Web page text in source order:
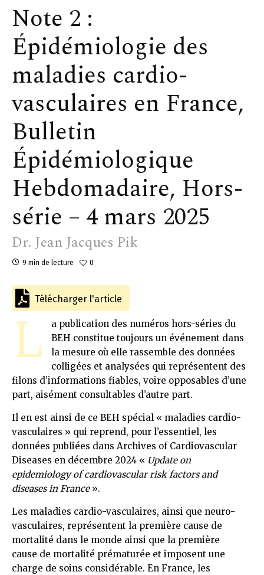
Note 2 :
Épidémiologie des
maladies cardio-
vasculaires en France,
Bulletin
Épidémiologique
Hebdomadaire, Hors-
série – 4 mars 2025
Dr. Jean Jacques Pik
9 min de lecture 0
Télécharger l'article
L
a publication des numéros hors-séries du
BEH constitue toujours un événement dans
la mesure où elle rassemble des données
colligées et analysées qui représentent des
filons d’informations fiables, voire opposables d’une
part, aisément consultables d’autre part.
Il en est ainsi de ce BEH spécial « maladies cardio-
vasculaires » qui reprend, pour l’essentiel, les
données publiées dans Archives of Cardiovascular
Diseases en décembre 2024 « Update on
epidemiology of cardiovascular risk factors and
diseases in France».
Les maladies cardio-vasculaires, ainsi que neuro-
vasculaires, représentent la première cause de
mortalité dans le monde ainsi que la première
cause de mortalité prématurée et imposent une
charge de soins considérable. En France, les